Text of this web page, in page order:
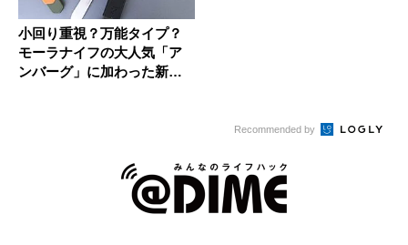
小回り重視？万能タイプ？
モーラナイフの大人気「ア
ンバーグ」に加わった新作2
Recommended by